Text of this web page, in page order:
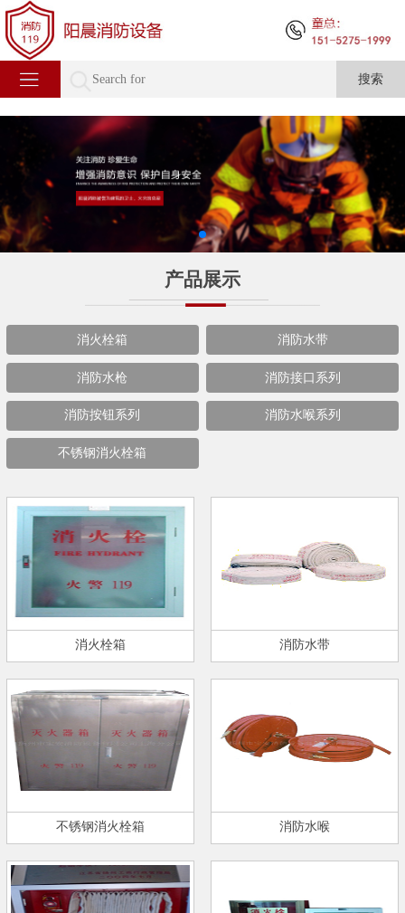
产品展示
消火栓箱 消防水带
消防水枪 消防接口系列
消防按钮系列 消防水喉系列
不锈钢消火栓箱
消火栓箱 消防水带
不锈钢消火栓箱 消防水喉